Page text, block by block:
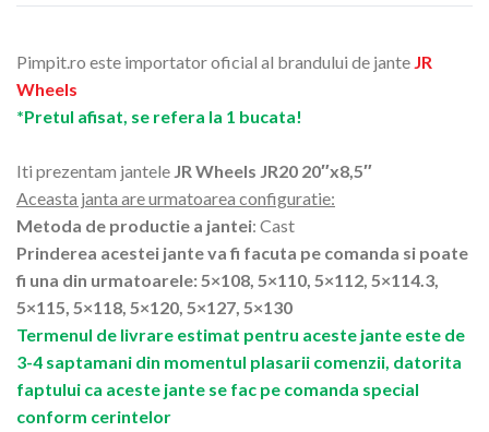
Pimpit.ro este importator oficial al brandului de jante JR
Wheels
*Pretul afisat, se refera la 1 bucata!
Iti prezentam jantele JR Wheels JR20 20″x8,5″
Aceasta janta are urmatoarea configuratie:
Metoda de productie a jantei: Cast
Prinderea acestei jante va fi facuta pe comanda si poate
fi una din urmatoarele: 5×108, 5×110, 5×112, 5×114.3,
5×115, 5×118, 5×120, 5×127, 5×130
Termenul de livrare estimat pentru aceste jante este de
3-4 saptamani din momentul plasarii comenzii, datorita
faptului ca aceste jante se fac pe comanda special
conform cerintelor